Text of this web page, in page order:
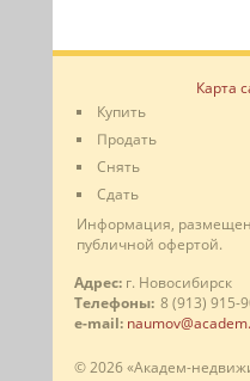
Карта
Купить
Продать
Снять
Сдать
Информация,
публичной офертой.
Адрес: г. Новосибирск
Телефоны: 8 (913) 915-
e-mail:
© 2026 «Академ-